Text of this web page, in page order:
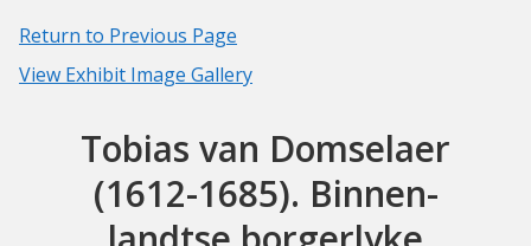
Return to Previous Page
View Exhibit Image Gallery
Tobias van Domselaer
(1612-1685). Binnen-